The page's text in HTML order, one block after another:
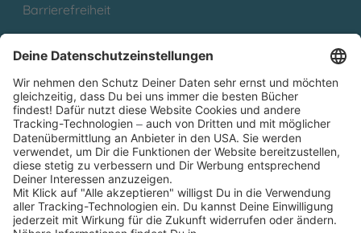
Barrierefreiheit
Partnerprogramm (Affiliate)
Folge uns auf
* Versandkostenfrei ab 9,00 € Bestellwert innerhalb